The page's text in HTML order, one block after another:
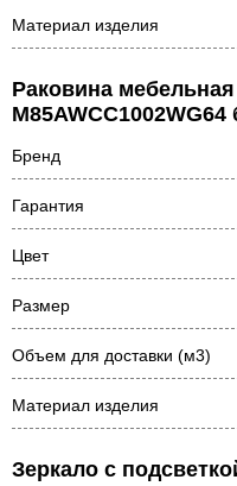
Материал изделия
Раковина
Бренд
Гарантия
Цвет
Размер
Объем для доставки (м3)
Материал изделия
Зеркало с